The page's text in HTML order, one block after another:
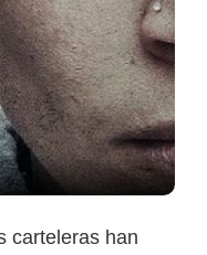
carteleras han